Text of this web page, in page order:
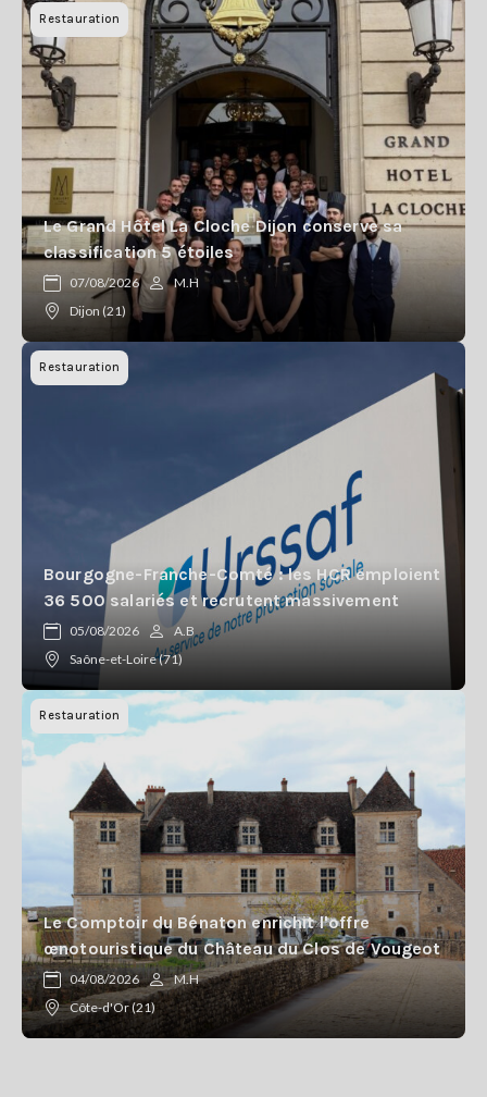
Restauration
Le Grand Hôtel La Cloche Dijon conserve sa
classification 5 étoiles
07/08/2026
M.H
Dijon (21)
Restauration
Bourgogne-Franche-Comté : les HCR emploient
36 500 salariés et recrutent massivement
05/08/2026
A.B
Saône-et-Loire (71)
Restauration
Le Comptoir du Bénaton enrichit l'offre
œnotouristique du Château du Clos de Vougeot
04/08/2026
M.H
Côte-d'Or (21)